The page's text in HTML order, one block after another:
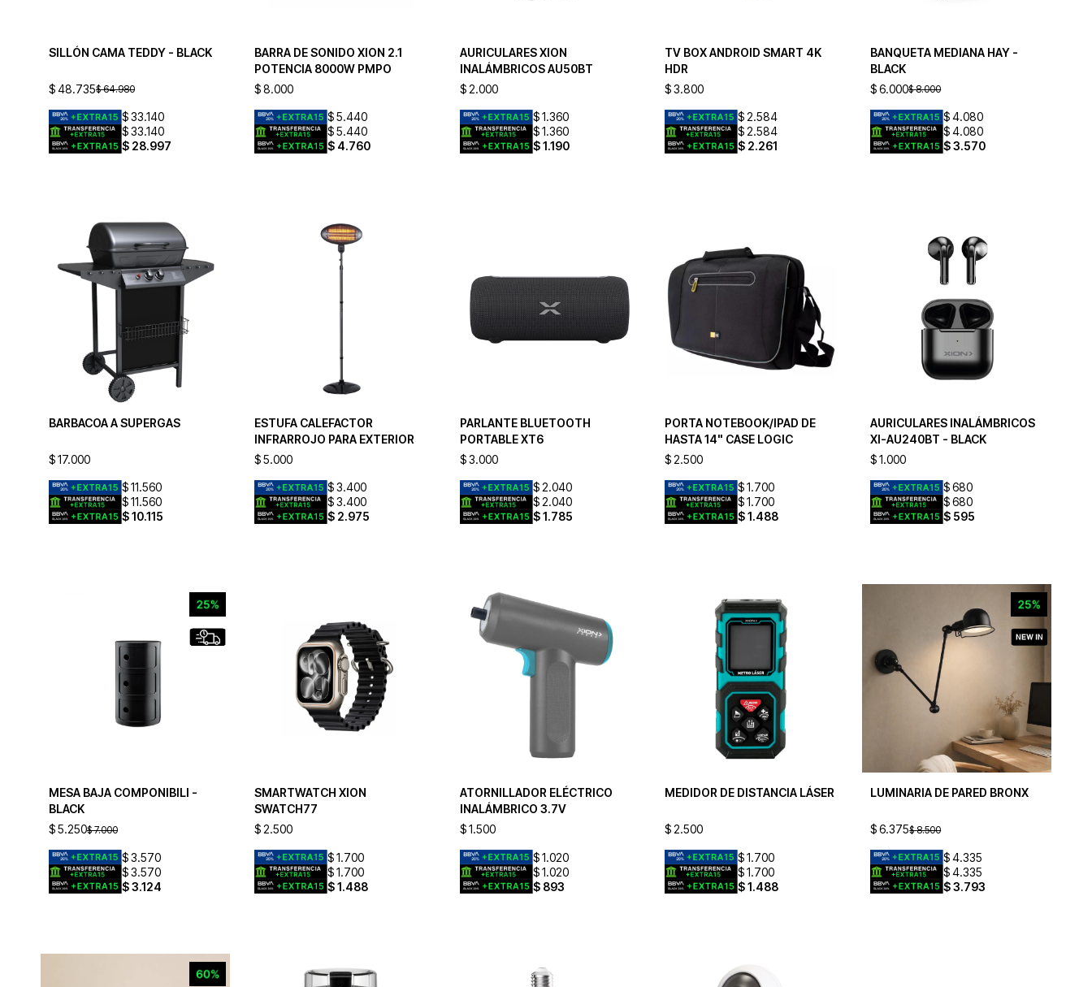
SILLÓN CAMA TEDDY - BLACK
$48.735$ 64.980
$33.140
$33.140
$ 28.997
BARRA DE SONIDO XION 2.1
POTENCIA 8000W PMPO
$8.000
$5.440
$5.440
$ 4.760
AURICULARES XION
INALÁMBRICOS AU50BT
$ 2.000
$ 1.360
$ 1.360
$ 1.190
TV BOX ANDROID SMART 4K
HDR
$3.800
$ 2.584
$ 2.584
$ 2.261
BANQUETA MEDIANA HAY -
BLACK
$6.000$ 8.000
$4.080
$4.080
$3.570
BARBACOA A SUPERGAS
$17.000
$11.560
$11.560
$10.115
ESTUFA CALEFACTOR
INFRARROJO PARA EXTERIOR
$5.000
$3.400
$3.400
$ 2.975
PARLANTE BLUETOOTH
PORTABLE XT6
$ 3.000
$ 2.040
$ 2.040
$ 1.785
PORTA NOTEBOOK/IPAD DE
HASTA 14" CASE LOGIC
$ 2.500
$1.700
$1.700
$1.488
AURICULARES INALÁMBRICOS
XI-AU240BT - BLACK
$1.000
$680
$680
$ 595
MESA BAJA COMPONIBILI -
BLACK
$5.250$ 7.000
$3.570
$3.570
$3.124
SMARTWATCH XION
SWATCH77
$ 2.500
$1.700
$1.700
$1.488
ATORNILLADOR ELÉCTRICO
INALÁMBRICO 3.7V
$ 1.500
$ 1.020
$ 1.020
$ 893
MEDIDOR DE DISTANCIA LÁSER
$ 2.500
$1.700
$1.700
$1.488
LUMINARIA DE PARED BRONX
$6.375$ 8.500
$4.335
$4.335
$3.793